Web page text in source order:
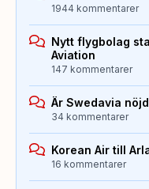
1944 kommentarer
Nytt flygbolag
Aviation
147 kommentarer
Är Swedavia
34 kommentarer
Korean Air till
16 kommentarer